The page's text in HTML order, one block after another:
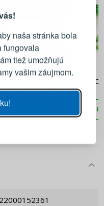
naša stránka bola
fungovala
tiež umožňujú
vašim záujmom.
23,90 €
na zeleninu a ovocie
DO KOŠÍKA
účtu
SA